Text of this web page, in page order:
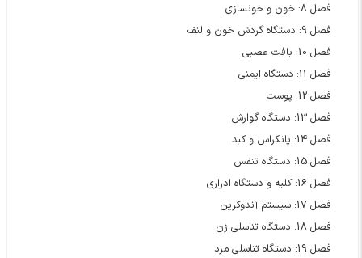
فصل 8: خون و خونسازی
فصل 9: دستگاه گردش خون و لنف
فصل 10: بافت عصبی
فصل 11: دستگاه ایمنی
فصل 12: پوست
فصل 13: دستگاه گوارش
فصل 14: پانکراس و کبد
فصل 15: دستگاه تنفس
فصل 16: کلیه و دستگاه ادراری
فصل 17: سیستم آندوکرین
فصل 18: دستگاه تناسلی زن
فصل 19: دستگاه تناسلی مرد